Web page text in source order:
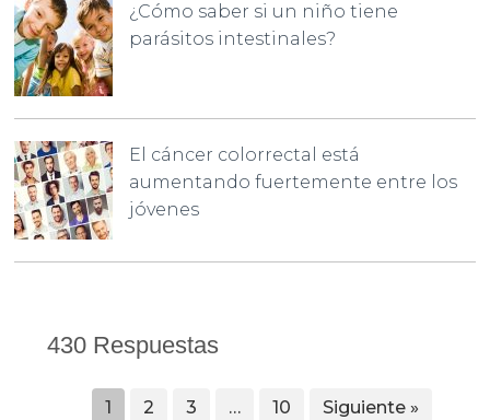
¿Cómo saber si un niño tiene
parásitos intestinales?
El cáncer colorrectal está
aumentando fuertemente entre los
jóvenes
430 Respuestas
1 2 3 … 10 Siguiente »